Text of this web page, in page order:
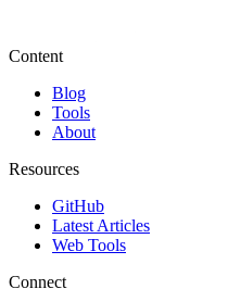
Content
Blog
Tools
About
Resources
GitHub
Latest Articles
Web Tools
Connect